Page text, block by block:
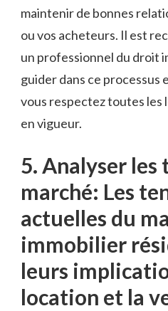
maintenir de bonnes
ou vos acheteurs. Il est
un professionnel du droit
guider dans‌ ce​ processus
vous respectez toutes ‍les
en vigueur.
5. Analyser les
marché: Les
actuelles​ du
immobilier
leurs
location ⁣et la‍